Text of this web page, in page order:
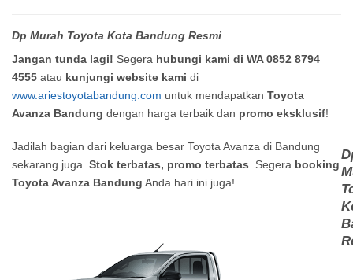
Dp Murah Toyota Kota Bandung Resmi
Jangan tunda lagi! Segera hubungi kami di WA 0852 8794
4555 atau kunjungi website kami di
www.ariestoyotabandung.com untuk mendapatkan Toyota
Avanza Bandung dengan harga terbaik dan promo eksklusif!
Jadilah bagian dari keluarga besar Toyota Avanza di Bandung
sekarang juga. Stok terbatas, promo terbatas . Segera booking
Toyota Avanza Bandung Anda hari ini juga!